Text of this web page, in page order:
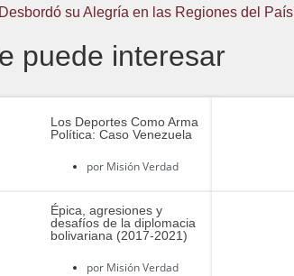
su Alegría en las Regiones del País
puede interesar
Los Deportes Como Arma
Política: Caso Venezuela
por Misión Verdad
Épica, agresiones y
desafíos de la diplomacia
bolivariana (2017-2021)
por Misión Verdad